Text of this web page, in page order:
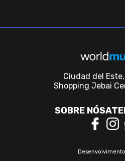
Ciudad del
Shopping Jebai
SOBRE NÓS